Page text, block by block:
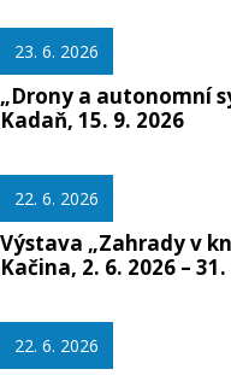
23. 6. 2026
„Drony a autonomní
Kadaň, 15. 9. 2026
22. 6. 2026
Výstava „Zahrady v
Kačina, 2. 6. 2026 –
22. 6. 2026